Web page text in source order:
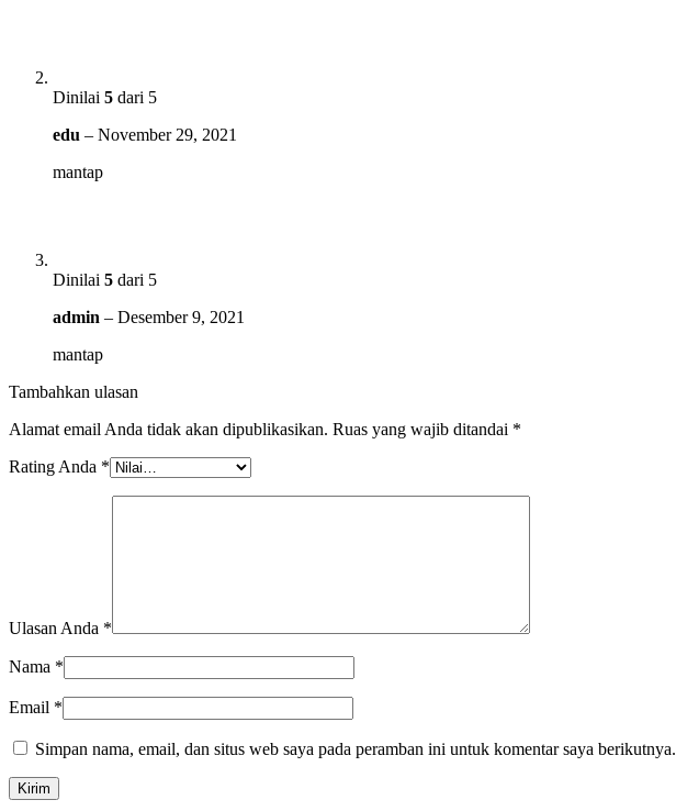
Dinilai 5 dari 5
edu – November 29, 2021
mantap
Dinilai 5 dari 5
admin – Desember 9, 2021
mantap
Tambahkan ulasan
Alamat email Anda tidak akan dipublikasikan. Ruas yang wajib ditandai *
Rating Anda *
Ulasan Anda *
Nama *
Email *
Simpan nama, email, dan situs web saya pada peramban ini untuk komentar saya berikutnya.